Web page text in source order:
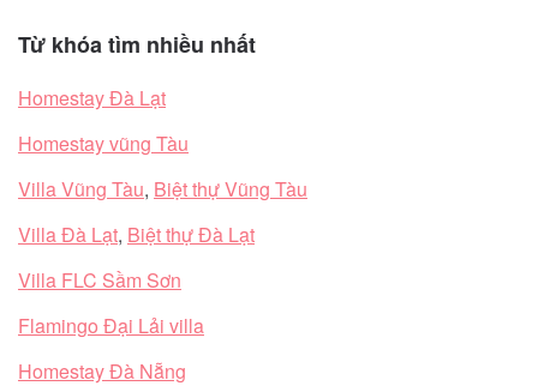
Từ khóa tìm nhiều nhất
Homestay Đà Lạt
Homestay vũng Tàu
Villa Vũng Tàu, Biệt thự Vũng Tàu
Villa Đà Lạt, Biệt thự Đà Lạt
Villa FLC Sầm Sơn
Flamingo Đại Lải villa
Homestay Đà Nẵng